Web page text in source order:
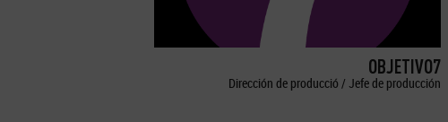
OBJETIVO7
Dirección de producció / Jefe de producción